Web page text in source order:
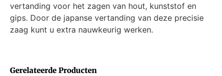
Gerelateerde Producten
vertanding voor het zagen van hout, kunststof en
gips. Door de japanse vertanding van deze precisie
zaag kunt u extra nauwkeurig werken.